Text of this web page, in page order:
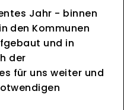
Jahr - binnen
den Kommunen
und in
der
für uns weiter und